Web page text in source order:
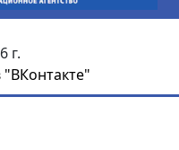
г.